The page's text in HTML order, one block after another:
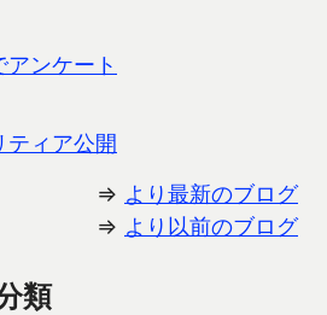
ンケート
ティア公開
⇒ より最新のブログ
⇒ より以前のブログ
類